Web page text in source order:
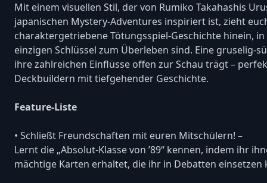
Mit einem visuellen Stil, der von Rumiko Takahashis
japanischen Mystery-Adventures inspiriert ist, zieht
charaktergetriebene Tötungsspiel-Geschichte hinein,
einzigen Schlüssel zum Überleben sind. Eine gruselig-
ihre zahlreichen Einflüsse offen zur Schau trägt –
Deckbuildern mit tiefgehender Geschichte.
Feature-Liste
• Schließt Freundschaften mit euren Mitschülern! –
Lernt die „Absolut-Klasse von ’89“ kennen, indem ihr
mächtige Karten erhaltet, die ihr in Debatten einsetzen